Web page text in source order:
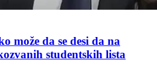
može da se desi da na
studentskih lista